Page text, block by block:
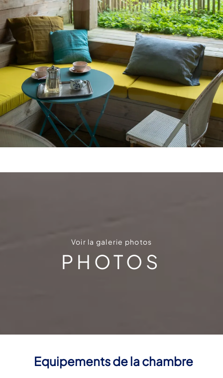
Voir la galerie photos
PHOTOS
Equipements de la chambre